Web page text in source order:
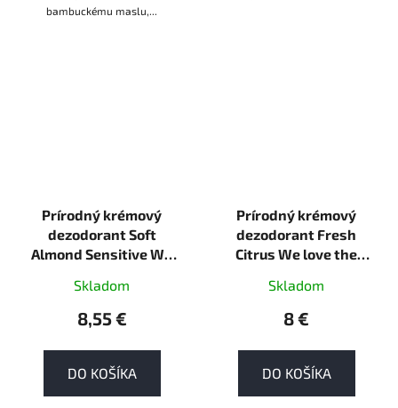
bambuckému maslu,...
Prírodný krémový
dezodorant Soft
Almond Sensitive We
krém
Skladom
8,55 €
DO KOŠÍKA
Prírodný krémový
dezodorant Fresh
Citrus We love the
Skladom
8 €
DO KOŠÍKA